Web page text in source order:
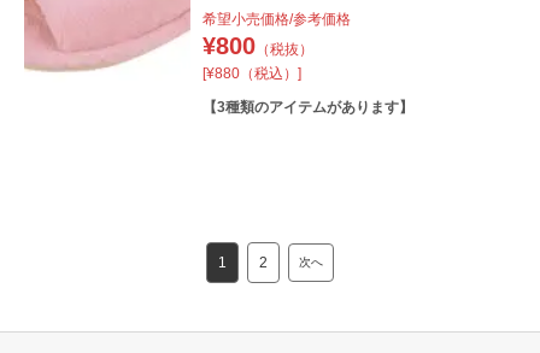
りの良いやわらかなパイル素材をしようしてい
るため、快適に履くことができます。
希望小売価格/参考価格
¥800（税抜）
[¥880（税込）]
【3種類のアイテムがあります】
1 2 次へ